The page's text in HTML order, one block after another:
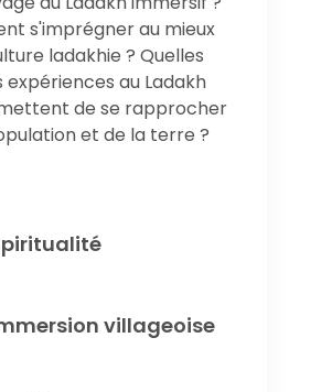
s'imprégner au mieux
ladakhie ? Quelles
expériences au Ladakh
de se rapprocher
et de la terre ?
villageoise